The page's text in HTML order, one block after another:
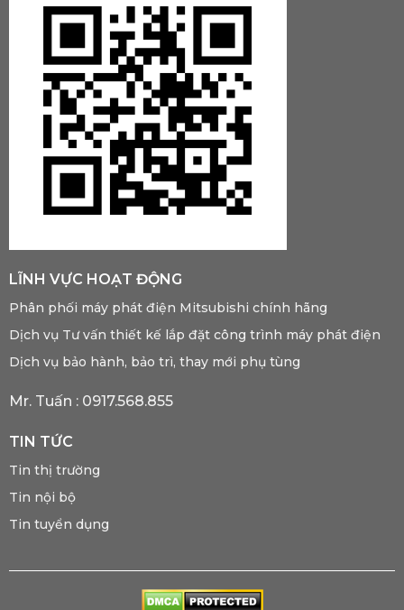
LĨNH VỰC HOẠT ĐỘNG
Phân phối máy phát điện Mitsubishi chính hãng
Dịch vụ Tư vấn thiết kế lắp đặt công trình máy phát điện
Dịch vụ bảo hành, bảo trì, thay mới phụ tùng
Mr. Tuấn : 0917.568.855
TIN TỨC
Tin thị trường
Tin nội bộ
Tin tuyển dụng